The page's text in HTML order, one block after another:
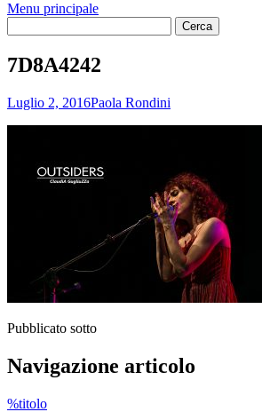
Menu principale
7D8A4242
Luglio 2, 2016Paola Rondini
Pubblicato sotto
Navigazione articolo
%titolo